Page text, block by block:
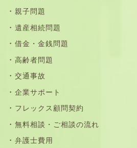
親子問題
遺産相続問題
借金・金銭問題
高齢者問題
交通事故
企業サポート
フレックス顧問契約
無料相談・ご相談の流れ
弁護士費用